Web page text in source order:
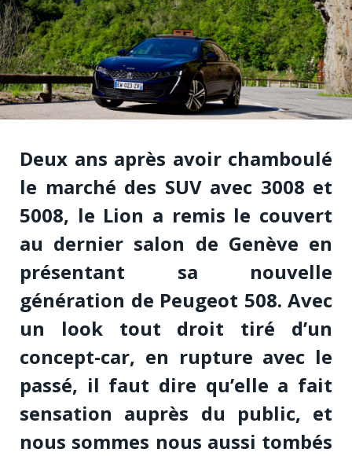
Deux ans après avoir chamboulé
le marché des SUV avec 3008 et
5008, le Lion a remis le couvert
au dernier salon de Genève en
présentant sa nouvelle
génération de Peugeot 508. Avec
un look tout droit tiré d’un
concept-car, en rupture avec le
passé, il faut dire qu’elle a fait
sensation auprès du public, et
nous sommes nous aussi tombés